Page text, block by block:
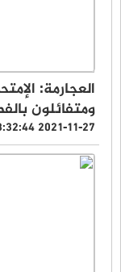
العجارمة:
ومتفائلون
2021-11-27 18:32:44